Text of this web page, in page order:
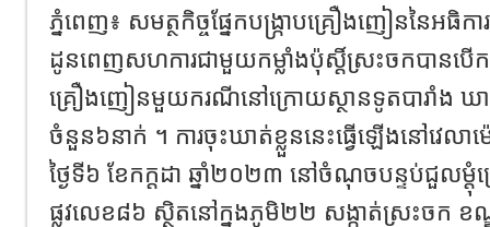
ភ្នំពេញ៖ សមត្ថកិច្ចផ្នែកបង្ក្រាបគ្រឿងញៀននៃអធិក
ដូនពេញសហការជាមួយកម្លាំងប៉ុស្តិ៍ស្រះចកបានបើក
គ្រឿងញៀនមួយករណីនៅក្រោយស្ថានទូតបារាំង ឃ
ចំនួន៦នាក់ ។ ការចុះឃាត់ខ្លួននេះធ្វើឡើងនៅវ
ថ្ងៃទី៦ ខែកក្តដា ឆ្នាំ២០២៣ នៅចំណុចបន្ទប់ជួលម្តុំ
ផ្លូវលេខ៨៦ ស្ថិតនៅក្នុងភូមិ២២ សង្កាត់ស្រះចក